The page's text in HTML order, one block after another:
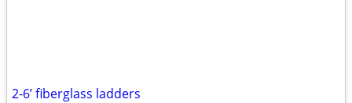
2-6’ fiberglass ladders